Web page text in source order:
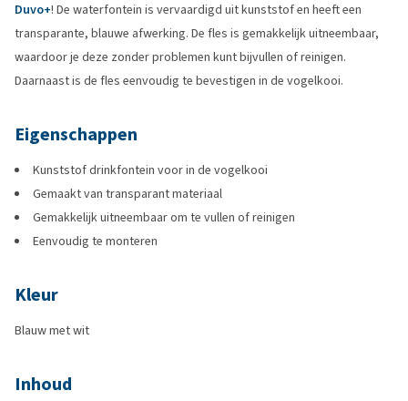
Duvo+! De waterfontein is vervaardigd uit kunststof en heeft een
transparante, blauwe afwerking. De fles is gemakkelijk uitneembaar,
waardoor je deze zonder problemen kunt bijvullen of reinigen.
Daarnaast is de fles eenvoudig te bevestigen in de vogelkooi.
Eigenschappen
Kunststof drinkfontein voor in de vogelkooi
Gemaakt van transparant materiaal
Gemakkelijk uitneembaar om te vullen of reinigen
Eenvoudig te monteren
Kleur
Blauw met wit
Inhoud